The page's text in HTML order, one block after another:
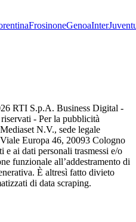
FrosinoneGenoaInter
RTI S.p.A. Business Digital -
- Per la pubblicità
N.V., sede legale
Europa 46, 20093 Cologno
e ai dati personali trasmessi e/o
funzionale all’addestramento di
È altresì fatto divieto
di data scraping.